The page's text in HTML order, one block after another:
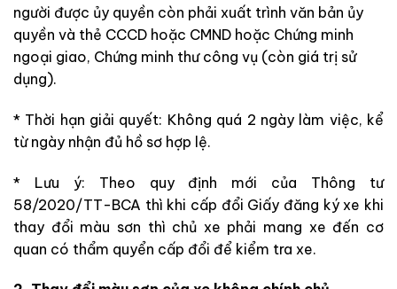
người được ủy quyền còn phải xuất trình văn bản ủy
quyền và thẻ CCCD hoặc CMND hoặc Chứng minh
ngoại giao, Chứng minh thư công vụ (còn giá trị sử
dụng).
* Thời hạn giải quyết: Không quá 2 ngày làm việc, kể
từ ngày nhận đủ hồ sơ hợp lệ.
* Lưu ý: Theo quy định mới của Thông tư
58/2020/TT-BCA thì khi cấp đổi Giấy đăng ký xe khi
thay đổi màu sơn thì chủ xe phải mang xe đến cơ
quan có thẩm quyển cấp đổi để kiểm tra xe.